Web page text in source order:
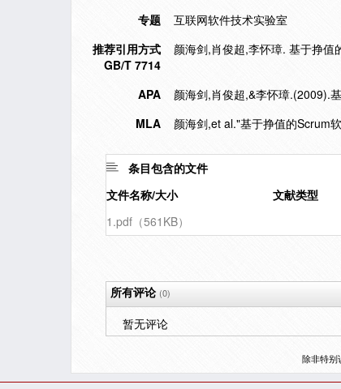
专题
互联网软件技术实验室
推荐引用方式
GB/T 7714
颜海剑,肖俊超,李怀璋. 基于挣
APA 颜海剑,肖俊超,&李怀璋.(2009).
MLA
颜海剑,et al."基于挣值的Scrum
条目包含的文件
文件名称/大小
文献类型
1.pdf（561KB）
所有评论(0)
暂无评论
除非特别